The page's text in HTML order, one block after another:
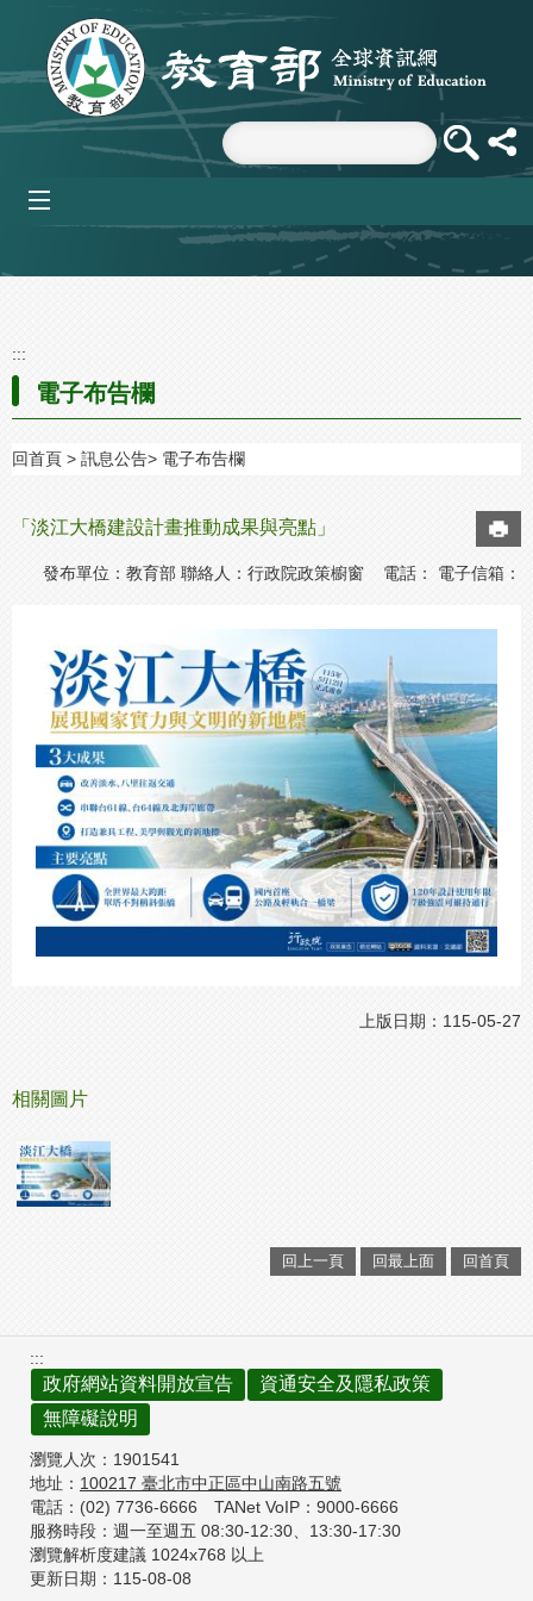
跳到主要內容區塊
:::
電子布告欄
回首頁 訊息公告 電子布告欄
「淡江大橋建設計畫推動成果與亮點」
發布單位：教育部 聯絡人：行政院政策櫥窗 電話： 電子信箱：
上版日期：115-05-27
相關圖片
回上一頁 回最上面 回首頁
:::
政府網站資料開放宣告
資通安全及隱私政策
無障礙說明
瀏覽人次： 1901541
地址： 100217 臺北市中正區中山南路五號
電話：(02) 7736-6666 TANet VoIP：9000-6666
服務時段：週一至週五 08:30-12:30、 13:30-17:30
瀏覽解析度建議 1024x768 以上
更新日期： 115-08-08